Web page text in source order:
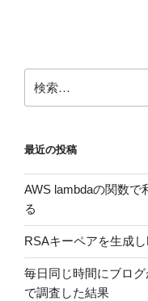
ン
索:
最近の投稿
AWS lambdaの関数で
る
RSAキーペアを生成
毎日同じ時間にブロ
で調査した結果